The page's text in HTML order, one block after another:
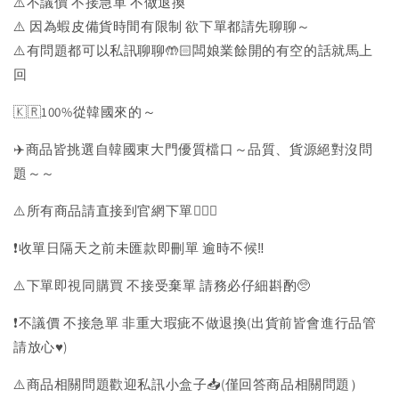
⚠️ 因為蝦皮備貨時間有限制 欲下單都請先聊聊～
⚠️有問題都可以私訊聊聊🤲🏻闆娘業餘開的有空的話就馬上
回
🇰🇷100%從韓國來的～
✈️商品皆挑選自韓國東大門優質檔口～品質、貨源絕對沒問
題～～
⚠️所有商品請直接到官網下單💁🏻‍♀️
❗️收單日隔天之前未匯款即刪單 逾時不候‼️
⚠️下單即視同購買 不接受棄單 請務必仔細斟酌🥺
❗️不議價 不接急單 非重大瑕疵不做退換(出貨前皆會進行品管
請放心♥️)
⚠️商品相關問題歡迎私訊小盒子📥(僅回答商品相關問題）